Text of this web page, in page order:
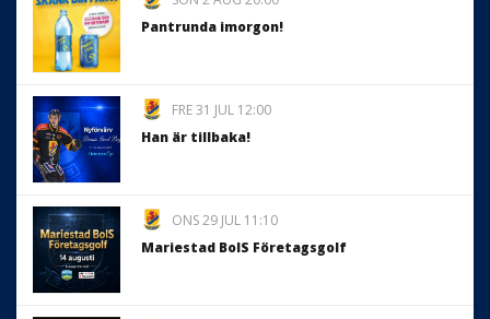
Pantrunda imorgon!
FRE 31 JUL 12:00
Han är tillbaka!
ONS 29 JUL 11:10
Mariestad BoIS Företagsgolf